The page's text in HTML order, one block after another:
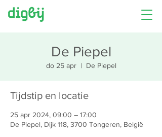
De Piepel
do 25 apr
  |
De Piepel
Tijdstip en locatie
25 apr 2024, 09:00 – 17:00
De Piepel, Dijk 118, 3700 Tongeren, België